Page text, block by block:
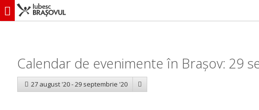
iubescbraşovul.ro
Calendar de evenimente în Brașov: 29
27 august '20 - 29 septembrie '20